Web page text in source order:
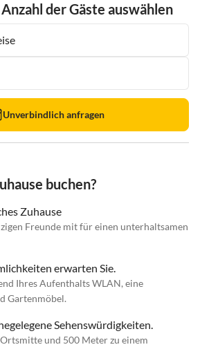
der Gäste auswählen
Unverbindlich anfragen
buchen?
Zuhause
Freunde mit für einen unterhaltsamen
erwarten Sie.
Ihres Aufenthalts WLAN, eine
Gartenmöbel.
Sehenswürdigkeiten.
und 500 Meter zu einem